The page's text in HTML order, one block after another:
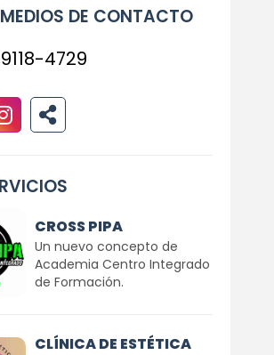
DE CONTACTO
4729
CROSS PIPA
Un nuevo concepto de
Academia Centro Integrado
de Formación.
CLÍNICA DE ESTÉTICA